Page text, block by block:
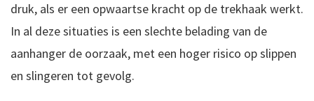
druk, als er een opwaartse kracht op de trekhaak werkt.
In al deze situaties is een slechte belading van de
aanhanger de oorzaak, met een hoger risico op slippen
en slingeren tot gevolg.